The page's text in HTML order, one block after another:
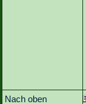
Nach oben